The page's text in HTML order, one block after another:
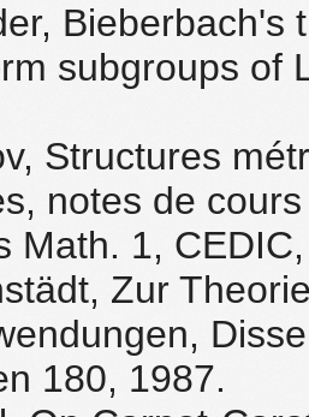
subgroups of
Structures
notes de
Math. 1,
Zur
180, 1987.